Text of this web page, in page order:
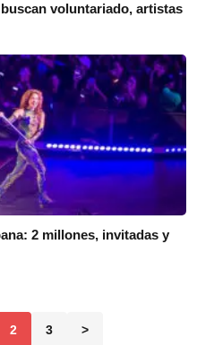
voluntariado, artistas
2 millones, invitadas y
2 3 >